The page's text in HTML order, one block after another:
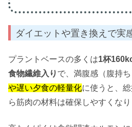
ダイエットや置き換えで実
プラントベースの多くは1杯
食物繊維入り で、満腹感（腹持ち
や遅い夕食の軽量化に使うと、
ら筋肉の材料は確保しやすくなり